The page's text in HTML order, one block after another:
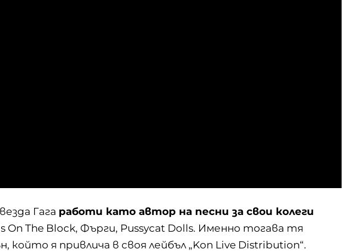
Гага работи като автор на песни за свои колеги
The Block, Фърги, Pussycat Dolls. Именно тогава тя
който я привлича в своя лейбъл „Kon Live Distribution“.